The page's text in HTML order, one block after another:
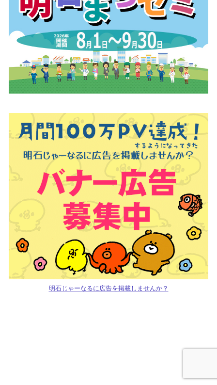
明石じゃーなるに広告を掲載しませんか？